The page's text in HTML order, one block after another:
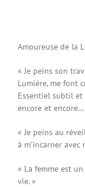
Amoureuse de la
« Je peins son
Lumière, me font
Essentiel subtil et
encore et
« Je peins au
à m’incarner avec
« La femme est
vie. »